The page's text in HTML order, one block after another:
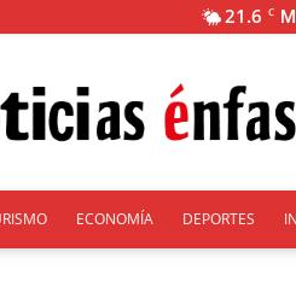
21.6 C
Énfasis
ECONOMÍA DEPORTES